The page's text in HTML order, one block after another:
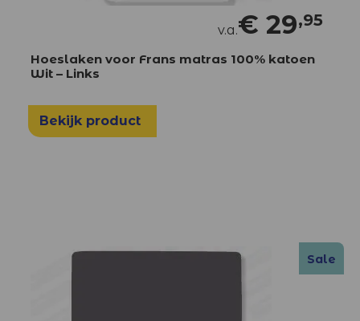
v.a.€ 29,95
Hoeslaken voor Frans matras 100% katoen
Wit – Links
Bekijk product
Sale